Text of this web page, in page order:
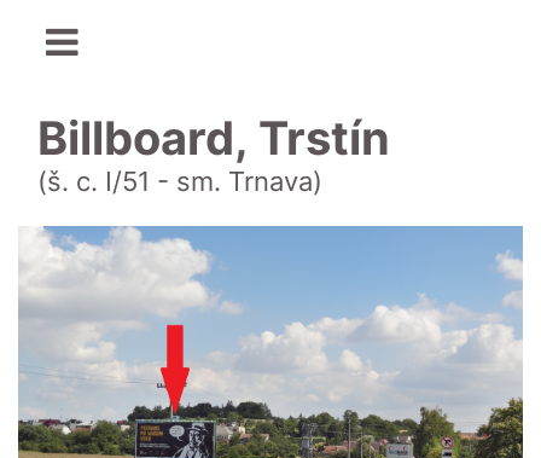
Billboard, Trstín
(š. c. I/51 - sm. Trnava)